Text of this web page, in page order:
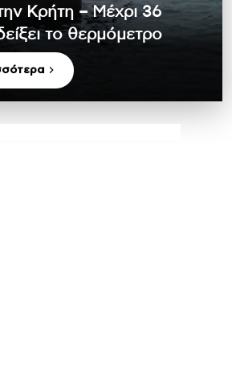
Κρήτη – Μέχρι 36
το θερμόμετρο